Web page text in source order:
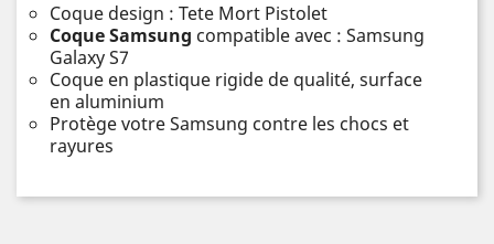
Coque design : Tete Mort Pistolet
Coque Samsung compatible avec : Samsung
Galaxy S7
Coque en plastique rigide de qualité, surface
en aluminium
Protège votre Samsung contre les chocs et
rayures